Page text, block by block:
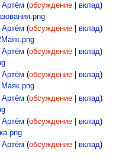
Артём (обсуждение вклад)
Артём (обсуждение вклад)
Артём (обсуждение вклад)
Артём (обсуждение вклад)
Артём (обсуждение вклад)
Артём (обсуждение вклад)
Артём (обсуждение вклад)